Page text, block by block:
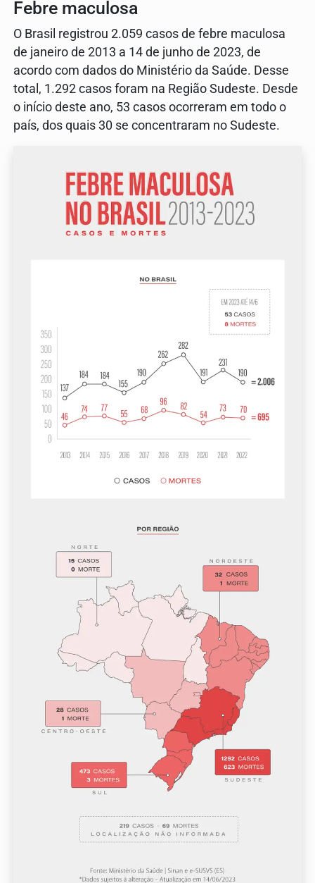
Febre maculosa
O Brasil registrou 2.059 casos de febre maculosa
de janeiro de 2013 a 14 de junho de 2023, de
acordo com dados do Ministério da Saúde. Desse
total, 1.292 casos foram na Região Sudeste. Desde
o início deste ano, 53 casos ocorreram em todo o
país, dos quais 30 se concentraram no Sudeste.